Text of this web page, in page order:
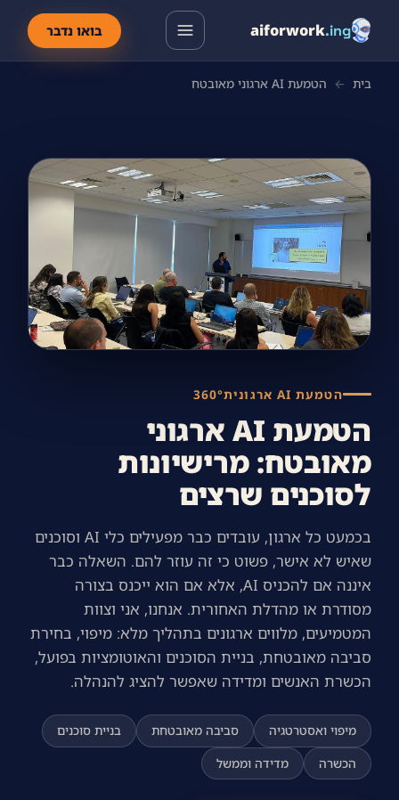
aiforwork.ing בואו נדבר
בית ← הטמעת AI ארגוני מאובטח
הטמעת AI ארגונית 360°
הטמעת AI ארגוני
מאובטח: מרישיונות
לסוכנים שרצים
בכמעט כל ארגון, עובדים כבר מפעילים כלי AI וסוכנים
שאיש לא אישר, פשוט כי זה עוזר להם. השאלה כבר
איננה אם להכניס AI, אלא אם הוא ייכנס בצורה
מסודרת או מהדלת האחורית. אנחנו, אני וצוות
המטמיעים, מלווים ארגונים בתהליך מלא: מיפוי, בחירת
סביבה מאובטחת, בניית הסוכנים והאוטומציות בפועל,
הכשרת האנשים ומדידה שאפשר להציג להנהלה.
מיפוי ואסטרטגיה סביבה מאובטחת
בניית סוכנים
הכשרה
מדידה וממשל